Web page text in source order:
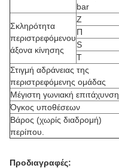
bar
Σκληρότητα
περιστρεφόμενου
άξονα κίνησης
Z
Π
S
Τ
Στιγμή αδράνειας της
περιστρεφόμενης ομάδας
Μέγιστη γωνιακή επιτάχυνση
Όγκος υποθέσεων
Βάρος (χωρίς διαδρομή)
περίπου.
Προδιαγραφές: